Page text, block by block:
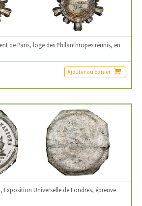
de Paris, loge des Philanthropes réunis, en
Ajouter au panier
Universelle de Londres, épreuve